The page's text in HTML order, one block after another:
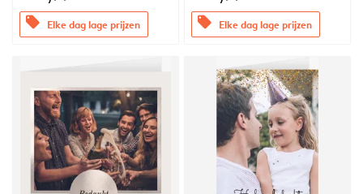
offers Elke dag lage prijzen offers Elke dag lage prijzen